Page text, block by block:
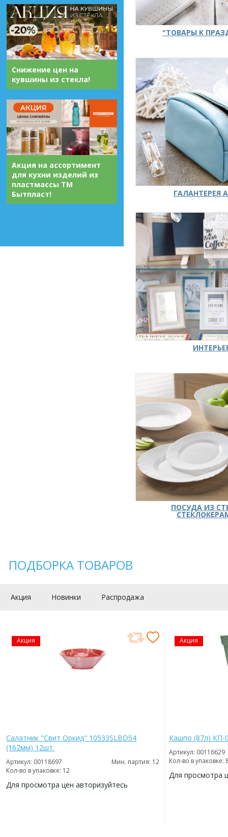
Снижение цен на
кувшины из стекла!
Акция на ассортимент
для кухни изделий из
пластмассы ТМ
Бытпласт!
"ТОВАРЫ К
ГАЛАНТЕРЕЯ
ПОСУДА ИЗ
ПОДБОРКА ТОВАРОВ
Акция Новинки Распродажа
Акция
Салатник "Свит Оркид" 10533SLBD54
(162мм) 12шт.
Артикул: 00118697
Мин. партия: 12
Кол-во в упаковке: 12
Для просмотра цен авторизуйтесь
Акция
Кашпо (87л) КП-
Артикул: 00116629
Кол-во в упаковке:
Для просмотра